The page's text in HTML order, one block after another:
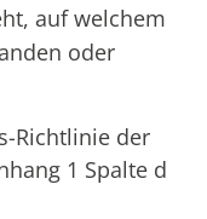
auf welchem
oder
Richtlinie der
1 Spalte d